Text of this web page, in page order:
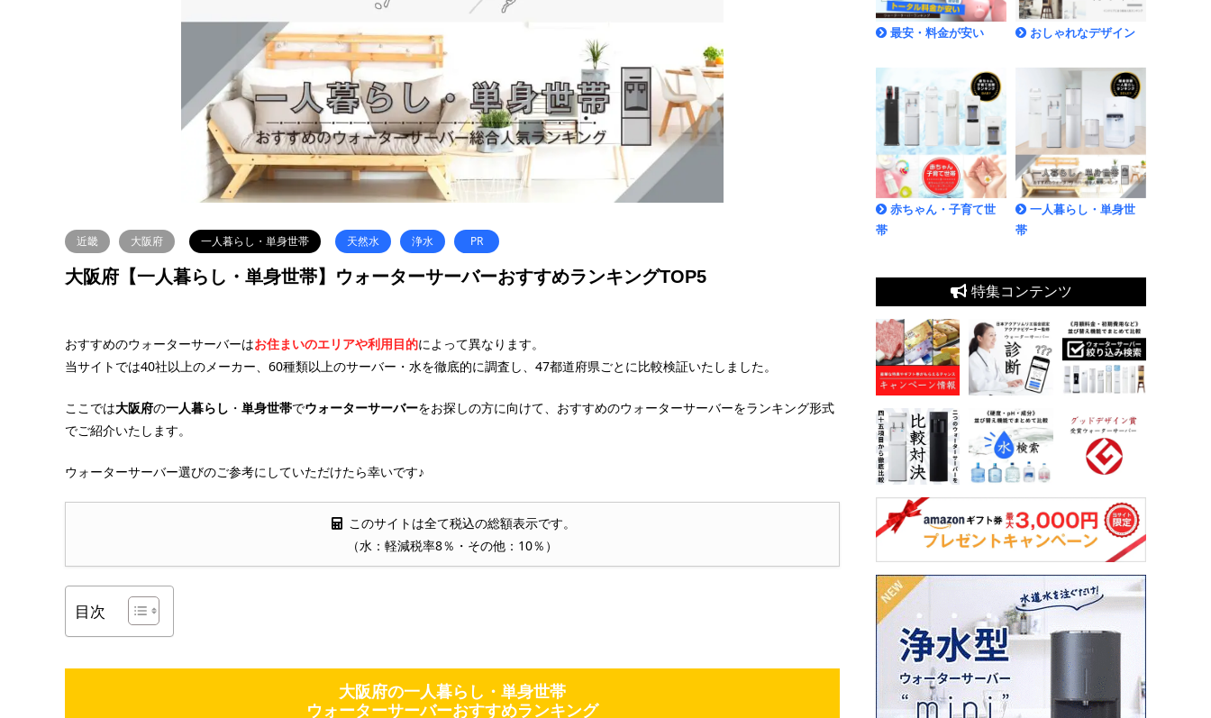
近畿 大阪府 一人暮らし・単身世帯 天然水 浄水 PR
大阪府【一人暮らし・単身世帯】ウォーターサーバーおすすめランキングTOP5
おすすめのウォーターサーバーはお住まいのエリアや利用目的によって異なります。
当サイトでは40社以上のメーカー、60種類以上のサーバー・水を徹底的に調査し、47都道府県ごとに比較検証いたしました。
ここでは大阪府の一人暮らし ・ 単身世帯でウォーターサーバーをお探しの方に向けて、おすすめのウォーターサーバーをランキング形式
でご紹介いたします。
ウォーターサーバー選びのご参考にしていただけたら幸いです♪
このサイトは全て税込の総額表示です。
（水：軽減税率8％・その他：10％）
目次
大阪府の一人暮らし・単身世帯
ウォーターサーバーおすすめランキング
最安・料金が安い おしゃれなデザイン
赤ちゃん・子育て世
帯
一人暮らし・単身世
帯
特集コンテンツ